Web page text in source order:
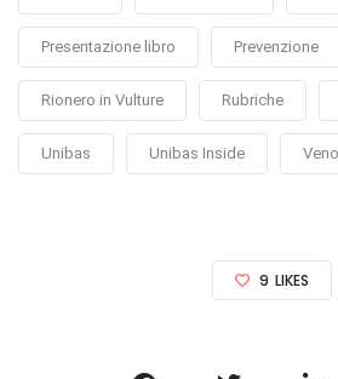
Presentazione libro Prevenzione
Rionero in Vulture Rubriche
Unibas Unibas Inside
9 LIKES